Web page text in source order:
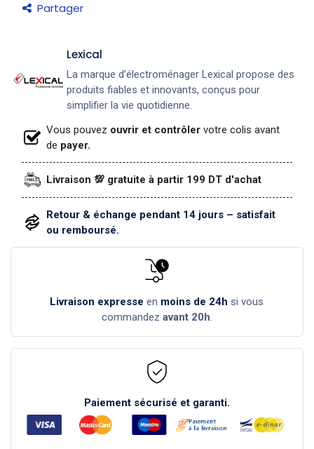
Partager
Lexical
La marque d’électroménager Lexical propose des
produits fiables et innovants, conçus pour
simplifier la vie quotidienne.
Vous pouvez ouvrir et contrôler votre colis avant
de payer.
Livraison 💯 gratuite à partir 199 DT d'achat
Retour & échange pendant 14 jours – satisfait
ou remboursé.
Livraison expresse en moins de 24h si vous
commandez avant 20h.
Paiement sécurisé et garanti.